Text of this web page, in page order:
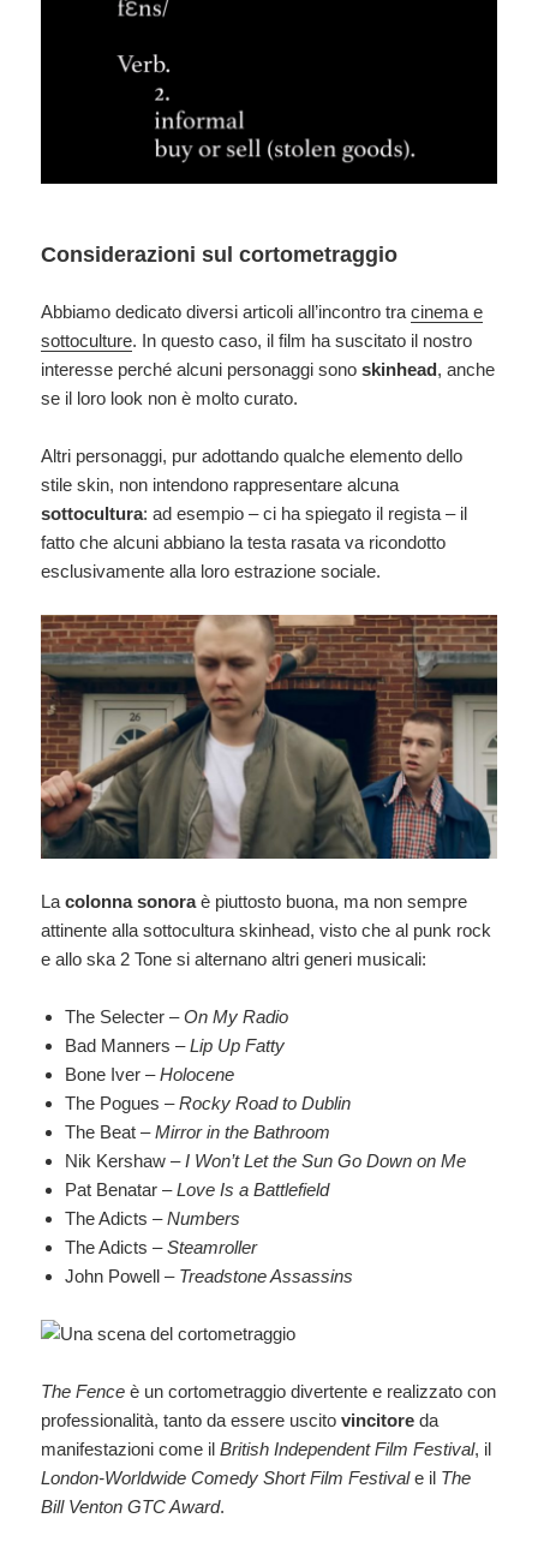
Considerazioni sul cortometraggio
Abbiamo dedicato diversi articoli all’incontro tracinema e
sottoculture. In questo caso, il film ha suscitato il nostro
interesse perché alcuni personaggi sonoskinhead, anche
se il loro look non è molto curato.
Altri personaggi, pur adottando qualche elemento dello
stile skin, non intendono rappresentare alcuna
sottocultura: ad esempio – ci ha spiegato il regista – il
fatto che alcuni abbiano la testa rasata va ricondotto
esclusivamente alla loro estrazione sociale.
Lacolonna sonoraè piuttosto buona, ma non sempre
attinente alla sottocultura skinhead, visto che al punk rock
e allo ska 2 Tone si alternano altri generi musicali:
The Selecter –On My Radio
Bad Manners –Lip Up Fatty
Bone Iver –Holocene
The Pogues –Rocky Road to Dublin
The Beat –Mirror in the Bathroom
Nik Kershaw –I Won’t Let the Sun Go Down on Me
Pat Benatar –Love Is a Battlefield
The Adicts –Numbers
The Adicts –Steamroller
John Powell – Treadstone Assassins
The Fence è un cortometraggio divertente e realizzato con
professionalità, tanto da essere uscitovincitore da
manifestazioni come ilBritish Independent Film Festival, il
London-Worldwide Comedy Short Film Festivale il The
Bill Venton GTC Award.